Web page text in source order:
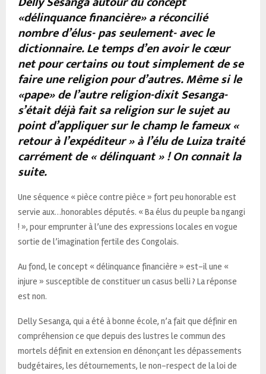
«délinquance financière» a réconcilié
nombre d’élus- pas seulement- avec le
dictionnaire. Le temps d’en avoir le cœur
net pour certains ou tout simplement de se
faire une religion pour d’autres. Même si le
«pape» de l’autre religion-dixit Sesanga-
s’était déjà fait sa religion sur le sujet au
point d’appliquer sur le champ le fameux «
retour à l’expéditeur » à l’élu de Luiza traité
carrément de « délinquant » ! On connait la
suite.
Une séquence « pièce contre pièce » fort peu honorable est
servie aux…honorables députés. « Ba élus du peuple ba ngangi
! », pour emprunter à l’une des expressions locales en vogue
sortie de l’imagination fertile des Congolais.
Au fond, le concept « délinquance financière » est-il une «
injure » susceptible de constituer un casus belli ? La réponse
est non.
Delly Sesanga, qui a été à bonne école, n’a fait que définir en
compréhension ce que depuis des lustres le commun des
mortels définit en extension en dénonçant les dépassements
budgétaires, les détournements, le non-respect de la loi de